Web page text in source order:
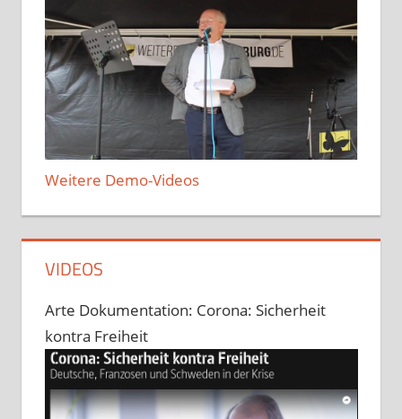
Weitere Demo-Videos
VIDEOS
Arte Dokumentation: Corona: Sicherheit
kontra Freiheit